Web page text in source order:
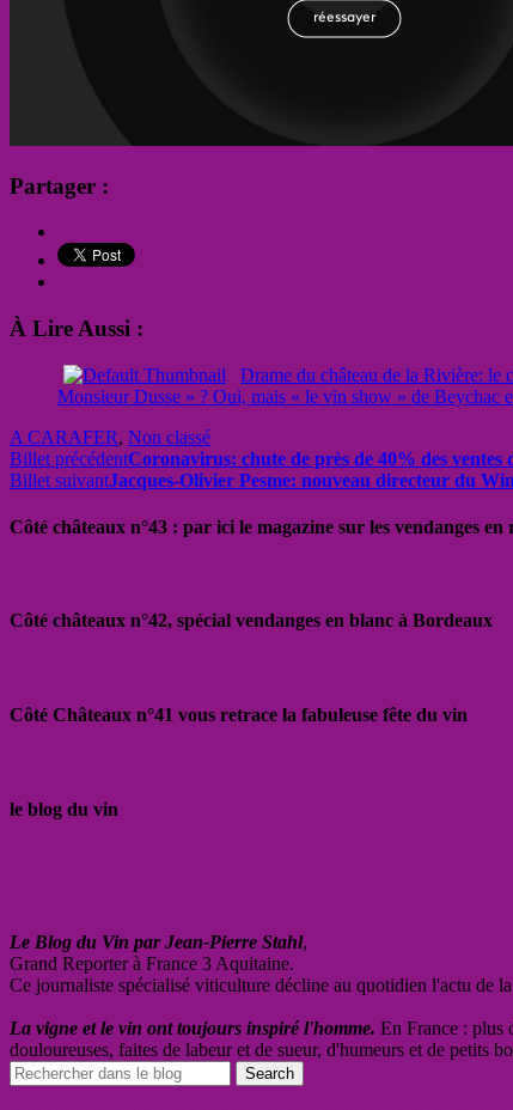
Partager :
À Lire Aussi :
Drame du château de la Rivière: le
Monsieur Dusse » ? Oui, mais « le vin show » de Beychac
A CARAFER, Non classé
Billet précédentCoronavirus: chute de près de 40% des ventes
Billet suivantJacques-Olivier Pesme: nouveau directeur du
Côté châteaux n°43 : par ici le magazine sur les vendanges en
Côté châteaux n°42, spécial vendanges en blanc à Bordeaux
Côté Châteaux n°41 vous retrace la fabuleuse fête du vin
le blog du vin
Le Blog du Vin par Jean-Pierre Stahl,
Grand Reporter à France 3 Aquitaine.
Ce journaliste spécialisé viticulture décline au quotidien l'actu de
La vigne et le vin ont toujours inspiré l'homme. En France : plus
douloureuses, faites de labeur et de sueur, d'humeurs et de petits